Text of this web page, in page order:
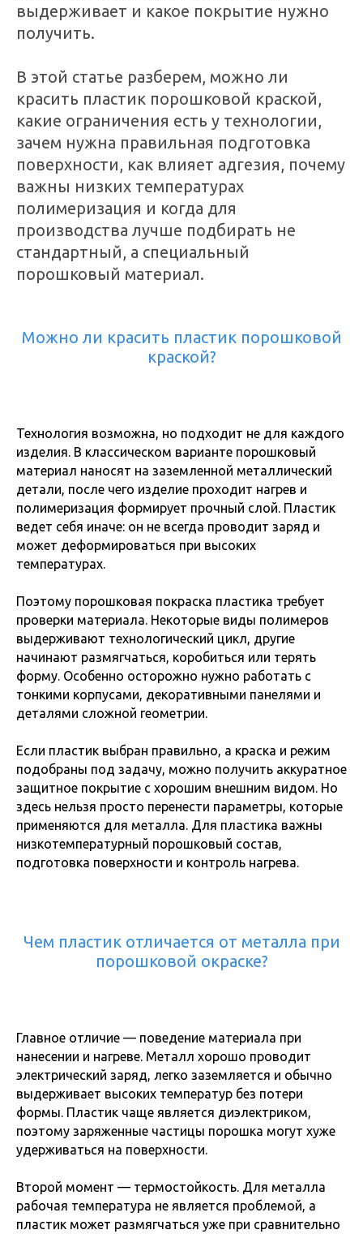
выдерживает и какое покрытие нужно
получить.
В этой статье разберем, можно ли
красить пластик порошковой краской,
какие ограничения есть у технологии,
зачем нужна правильная подготовка
поверхности, как влияет адгезия, почему
важны низких температурах
полимеризация и когда для
производства лучше подбирать не
стандартный, а специальный
порошковый материал.
Можно ли красить пластик порошковой
краской?
Технология возможна, но подходит не для каждого
изделия. В классическом варианте порошковый
материал наносят на заземленной металлический
детали, после чего изделие проходит нагрев и
полимеризация формирует прочный слой. Пластик
ведет себя иначе: он не всегда проводит заряд и
может деформироваться при высоких
температурах.
Поэтому порошковая покраска пластика требует
проверки материала. Некоторые виды полимеров
выдерживают технологический цикл, другие
начинают размягчаться, коробиться или терять
форму. Особенно осторожно нужно работать с
тонкими корпусами, декоративными панелями и
деталями сложной геометрии.
Если пластик выбран правильно, а краска и режим
подобраны под задачу, можно получить аккуратное
защитное покрытие с хорошим внешним видом. Но
здесь нельзя просто перенести параметры, которые
применяются для металла. Для пластика важны
низкотемпературный порошковый состав,
подготовка поверхности и контроль нагрева.
Чем пластик отличается от металла при
порошковой окраске?
Главное отличие — поведение материала при
нанесении и нагреве. Металл хорошо проводит
электрический заряд, легко заземляется и обычно
выдерживает высоких температур без потери
формы. Пластик чаще является диэлектриком,
поэтому заряженные частицы порошка могут хуже
удерживаться на поверхности.
Второй момент — термостойкость. Для металла
рабочая температура не является проблемой, а
пластик может размягчаться уже при сравнительно